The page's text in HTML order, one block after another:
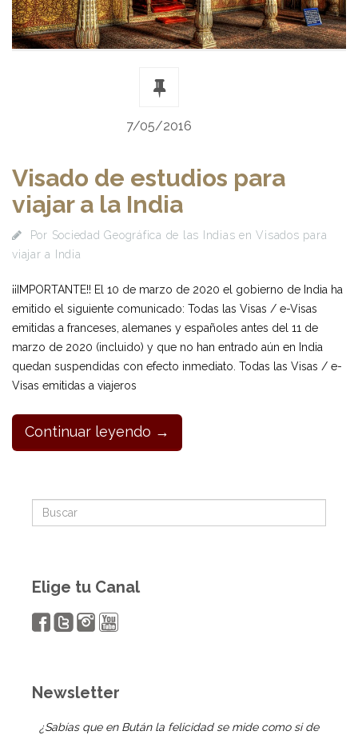
7/05/2016
Visado de estudios para
viajar a la India
Por Sociedad Geográfica de las Indias enVisados para
viajar a India
¡¡IMPORTANTE!! El 10 de marzo de 2020 el gobierno de India ha
emitido el siguiente comunicado: Todas las Visas / e-Visas
emitidas a franceses, alemanes y españoles antes del 11 de
marzo de 2020 (incluido) y que no han entrado aún en India
quedan suspendidas con efecto inmediato. Todas las Visas / e-
Visas emitidas a viajeros
Continuar leyendo →
Elige tu Canal
Newsletter
¿Sabías que en Bután la felicidad se mide como si de